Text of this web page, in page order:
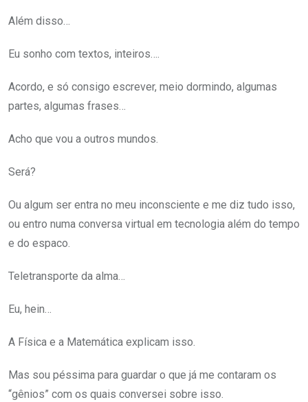
Além disso…
Eu sonho com textos, inteiros….
Acordo, e só consigo escrever, meio dormindo, algumas
partes, algumas frases…
Acho que vou a outros mundos.
Será?
Ou algum ser entra no meu inconsciente e me diz tudo isso,
ou entro numa conversa virtual em tecnologia além do tempo
e do espaco.
Teletransporte da alma…
Eu, hein…
A Física e a Matemática explicam isso.
Mas sou péssima para guardar o que já me contaram os
“gênios” com os quais conversei sobre isso.